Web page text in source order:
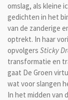
omslag, als kleine
gedichten in het
van de zanderige
optrekt. In haar
opvolgers Sticky
transformatie en
gaat De Groen
wat voor slangen
In het midden van